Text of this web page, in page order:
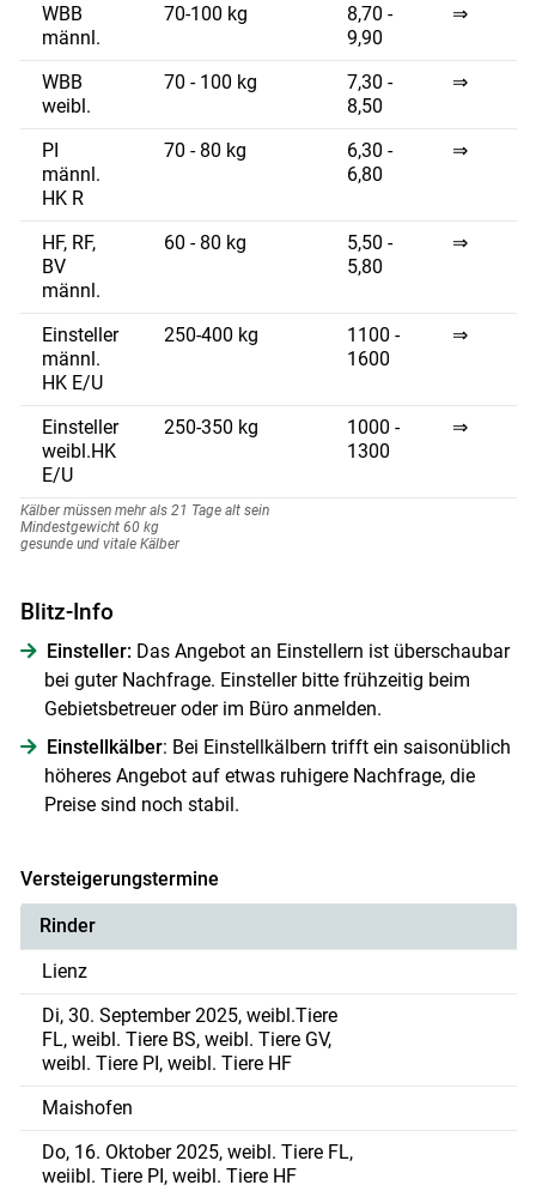
Skip to main content
WBB
männl.
70-100 kg
8,70 -
9,90
⇒
WBB
weibl.
70 - 100 kg
7,30 -
8,50
⇒
PI
männl.
HK R
70 - 80 kg
6,30 -
6,80
⇒
HF, RF,
BV
männl.
60 - 80 kg
5,50 -
5,80
⇒
Einsteller
männl.
HK E/U
250-400 kg
1100 -
1600
⇒
Einsteller
weibl.HK
E/U
250-350 kg
1000 -
1300
⇒
Kälber müssen mehr als 21 Tage alt sein
Mindestgewicht 60 kg
gesunde und vitale Kälber
Blitz-Info
Einsteller:Das Angebot an Einstellern ist überschaubar
bei guter Nachfrage. Einsteller bitte frühzeitig beim
Gebietsbetreuer oder im Büro anmelden.
Einstellkälber: Bei Einstellkälbern trifft ein saisonüblich
höheres Angebot auf etwas ruhigere Nachfrage, die
Preise sind noch stabil.
Versteigerungstermine
Rinder
Lienz
Di, 30. September 2025, weibl.Tiere
FL, weibl. Tiere BS, weibl. Tiere GV,
weibl. Tiere PI, weibl. Tiere HF
Maishofen
Do, 16. Oktober 2025, weibl. Tiere FL,
weiibl. Tiere PI, weibl. Tiere HF